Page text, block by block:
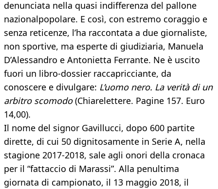
denunciata nella quasi indifferenza del pallone
nazionalpopolare. E così, con estremo coraggio e
senza reticenze, l’ha raccontata a due giornaliste,
non sportive, ma esperte di giudiziaria, Manuela
D’Alessandro e Antonietta Ferrante. Ne è uscito
fuori un libro-dossier raccapricciante, da
conoscere e divulgare: L’uomo nero. La verità di un
arbitro scomodo(Chiarelettere. Pagine 157. Euro
14,00).
Il nome del signor Gavillucci, dopo 600 partite
dirette, di cui 50 dignitosamente in Serie A, nella
stagione 2017-2018, sale agli onori della cronaca
per il “fattaccio di Marassi”. Alla penultima
giornata di campionato, il 13 maggio 2018, il